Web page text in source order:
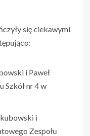
się ciekawymi
i Paweł
Szkół nr 4 w
i
Zespołu